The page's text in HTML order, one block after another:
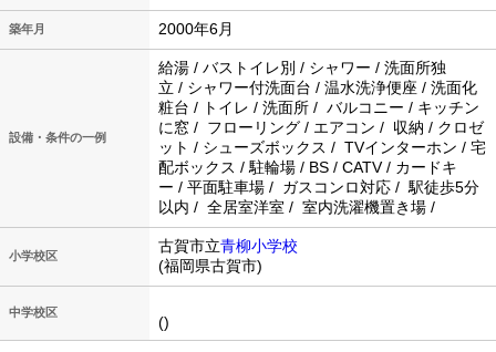
築年月 2000年6月
設備・条件の一例
給湯 / バストイレ別 / シャワー / 洗面所独
立 / シャワー付洗面台 / 温水洗浄便座 / 洗面化
粧台 / トイレ / 洗面所 / バルコニー / キッチン
に窓 / フローリング / エアコン / 収納 / クロゼ
ット / シューズボックス / TVインターホン / 宅
配ボックス / 駐輪場 / BS / CATV / カードキ
ー / 平面駐車場 / ガスコンロ対応 / 駅徒歩5分
以内 / 全居室洋室 / 室内洗濯機置き場 /
小学校区
古賀市立青柳小学校
(福岡県古賀市)
中学校区
()